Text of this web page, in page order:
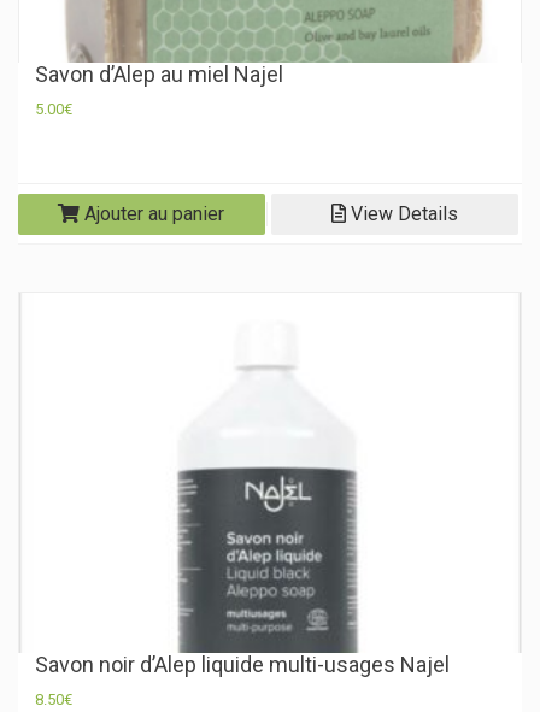
Savon d’Alep au miel Najel
5.00€
Ajouter au panier View Details
Savon noir d’Alep liquide multi-usages Najel
8.50€